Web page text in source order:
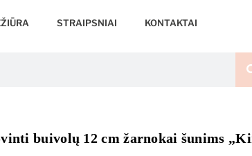
STRAIPSNIAI KONTAKTAI
buivolų 12 cm žarnokai šunims